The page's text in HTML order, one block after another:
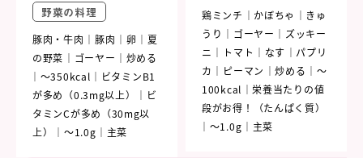
野菜の料理
豚肉・牛肉 豚肉 卵
夏
の野菜
ゴーヤー
炒める
～350kcal
ビタミンB1
が多め（0.3mg以上）
ビ
タミンCが多め（30mg以
上）
～1.0g 主菜
鶏ミンチ かぼちゃ
きゅ
うり
ゴーヤー
ズッキー
ニ
トマト なす
パプリ
カ
ピーマン 炒める
～
100kcal
栄養当たりの値
段がお得！（たんぱく質）
～1.0g
主菜